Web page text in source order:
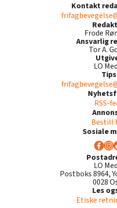
Kontakt
Frode
Ansvarlig
Tor A.
LO
Tips
RSS-
Bestill
Sosiale
LO
Postboks 8964,
0028
Les
· Etiske